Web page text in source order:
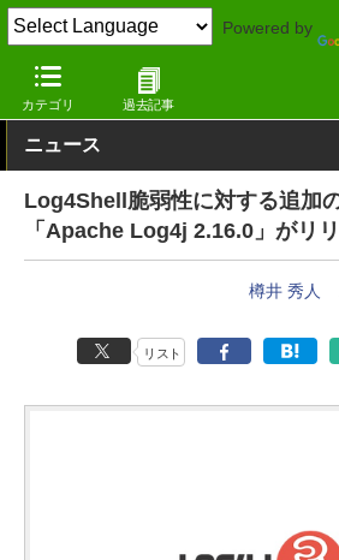
Powered by
カテゴリ 過去記事
窓の杜 セキュリティ
ニュース
Log4Shell脆弱性に対する追加
「Apache Log4j 2.16.0」がリ
樽井 秀人
リスト